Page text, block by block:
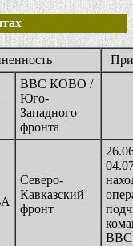
ВВС КОВО /
Юго-
Западного
фронта
Северо-
Кавказский
фронт